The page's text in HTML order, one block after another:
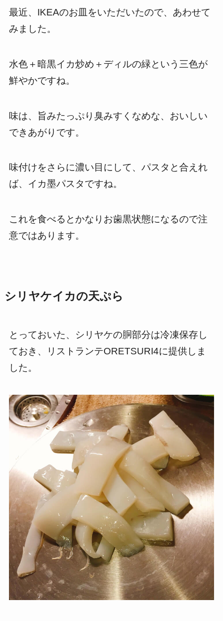
最近、IKEAのお皿をいただいたので、あわせて
みました。
水色＋暗黒イカ炒め＋ディルの緑という三色が
鮮やかですね。
味は、旨みたっぷり臭みすくなめな、おいしい
できあがりです。
味付けをさらに濃い目にして、パスタと合えれ
ば、イカ墨パスタですね。
これを食べるとかなりお歯黒状態になるので注
意ではあります。
シリヤケイカの天ぷら
とっておいた、シリヤケの胴部分は冷凍保存し
ておき、リストランテORETSURI4に提供しま
した。